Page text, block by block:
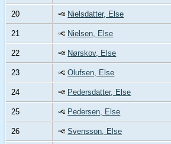
20 Nielsdatter, Else
21 Nielsen, Else
22 Nørskov, Else
23 Olufsen, Else
24 Pedersdatter, Else
25 Pedersen, Else
26 Svensson, Else